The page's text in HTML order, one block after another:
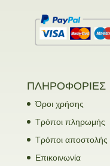
ΠΛΗΡΟΦΟΡΙΕΣ
Όροι χρήσης
Τρόποι πληρωμής
Τρόποι αποστολής
Επικοινωνία